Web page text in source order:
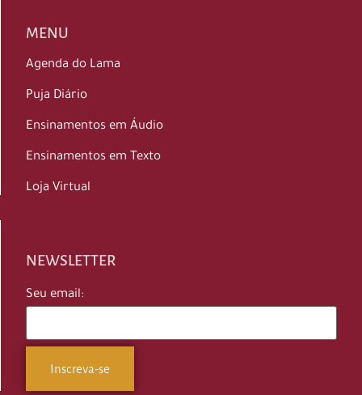
MENU
Agenda do Lama
Puja Diário
Ensinamentos em Áudio
Ensinamentos em Texto
Loja Virtual
NEWSLETTER
Seu email: